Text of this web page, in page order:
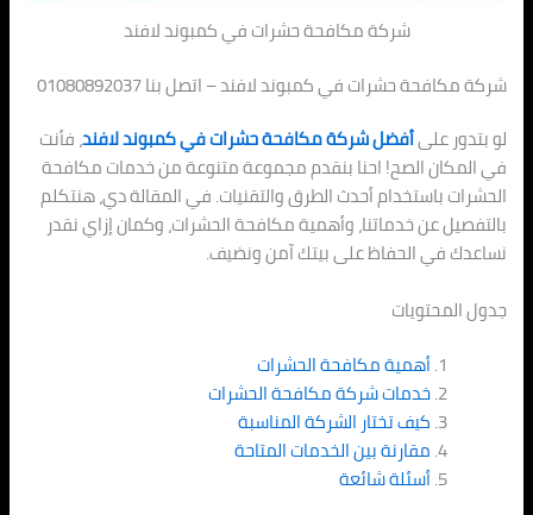
شركة مكافحة حشرات في كمبوند لافند
شركة مكافحة حشرات في كمبوند لافند – اتصل بنا 01080892037
لو بتدور علىأفضل شركة مكافحة حشرات في كمبوند لافند، فأنت
في المكان الصح! احنا بنقدم مجموعة متنوعة من خدمات مكافحة
الحشرات باستخدام أحدث الطرق والتقنيات. في المقالة دي، هنتكلم
بالتفصيل عن خدماتنا، وأهمية مكافحة الحشرات، وكمان إزاي نقدر
نساعدك في الحفاظ على بيتك آمن ونضيف.
جدول المحتويات
أهمية مكافحة الحشرات
خدمات شركة مكافحة الحشرات
كيف تختار الشركة المناسبة
مقارنة بين الخدمات المتاحة
أسئلة شائعة